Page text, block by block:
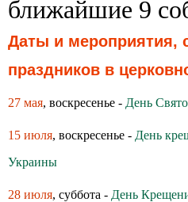
ближайшие 9
Даты и мероприятия,
праздников в
27 мая, воскресенье - День
15 июля, воскресенье - День
Украины
28 июля, суббота - День